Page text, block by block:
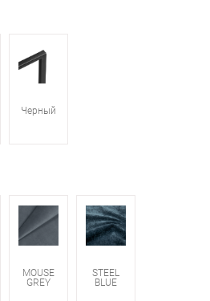
Черный
MOUSE
GREY
STEEL
BLUE